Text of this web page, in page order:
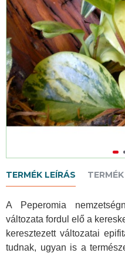
TERMÉK LEÍRÁS
A Peperomia
változata fordul elő a
keresztezett változatai
tudnak, ugyan is a